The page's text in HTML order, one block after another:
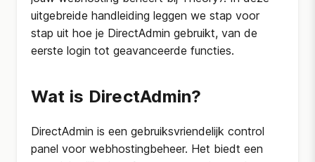
uitgebreide handleiding leggen we stap voor
stap uit hoe je DirectAdmin gebruikt, van de
eerste login tot geavanceerde functies.
Wat is DirectAdmin?
DirectAdmin is een gebruiksvriendelijk control
panel voor webhostingbeheer. Het biedt een